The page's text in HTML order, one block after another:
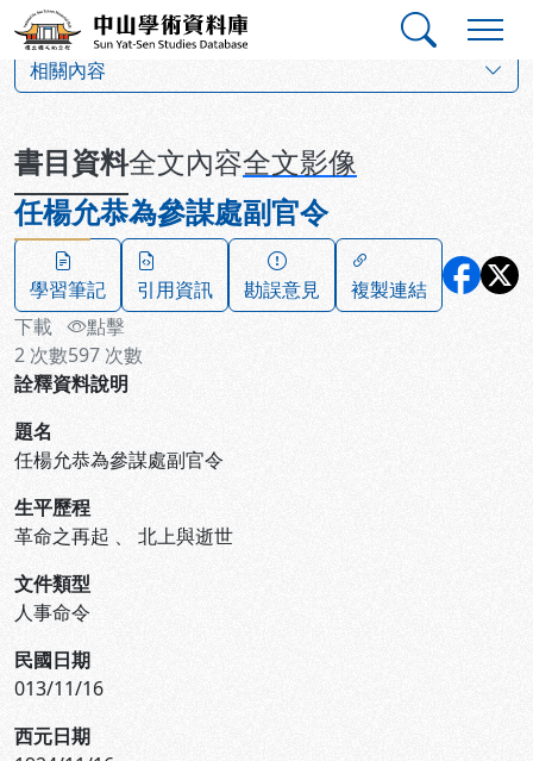
跳到主要內容
中山學術資料庫
相關內容
書目資料全文內容全文影像
任楊允恭為參謀處副官令
學習筆記 引用資訊 勘誤意見
複製連結
下載
2 次數
點擊
597 次數
詮釋資料說明
題名
任楊允恭為參謀處副官令
生平歷程
革命之再起 、 北上與逝世
文件類型
人事命令
民國日期
013/11/16
西元日期